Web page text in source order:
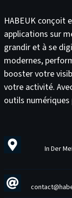
HABEUK conçoit
applications sur
grandir et à se
modernes,
booster votre
votre activité.
outils
In Der